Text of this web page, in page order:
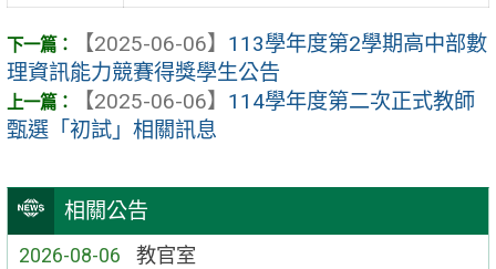
相關公告
2026-08-06 教官室
【2025-06-06】 113學年度第2學期高中部數
理資訊能力競賽得獎學生公告
【2025-06-06】 114學年度第二次正式教師
甄選「初試」相關訊息